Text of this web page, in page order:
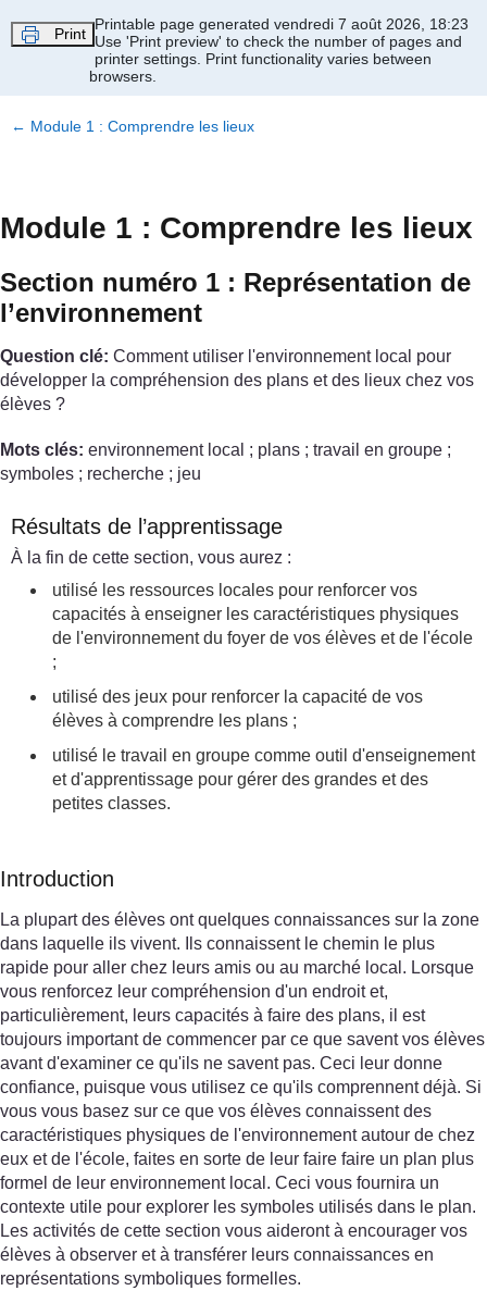
Print
Printable page generated vendredi 7 août 2026, 18:23
Use 'Print preview' to check the number of pages and
printer settings. Print functionality varies between
browsers.
← Module 1 : Comprendre les lieux
Module 1 : Comprendre les lieux
Section numéro 1 : Représentation de
l’environnement
Question clé: Comment utiliser l'environnement local pour
développer la compréhension des plans et des lieux chez vos
élèves ?
Mots clés: environnement local ; plans ; travail en groupe ;
symboles ; recherche ; jeu
Résultats de l’apprentissage
À la fin de cette section, vous aurez :
utilisé les ressources locales pour renforcer vos
capacités à enseigner les caractéristiques physiques
de l'environnement du foyer de vos élèves et de l'école
;
utilisé des jeux pour renforcer la capacité de vos
élèves à comprendre les plans ;
utilisé le travail en groupe comme outil d'enseignement
et d'apprentissage pour gérer des grandes et des
petites classes.
Introduction
La plupart des élèves ont quelques connaissances sur la zone
dans laquelle ils vivent. Ils connaissent le chemin le plus
rapide pour aller chez leurs amis ou au marché local. Lorsque
vous renforcez leur compréhension d'un endroit et,
particulièrement, leurs capacités à faire des plans, il est
toujours important de commencer par ce que savent vos élèves
avant d'examiner ce qu'ils ne savent pas. Ceci leur donne
confiance, puisque vous utilisez ce qu'ils comprennent déjà. Si
vous vous basez sur ce que vos élèves connaissent des
caractéristiques physiques de l'environnement autour de chez
eux et de l'école, faites en sorte de leur faire faire un plan plus
formel de leur environnement local. Ceci vous fournira un
contexte utile pour explorer les symboles utilisés dans le plan.
Les activités de cette section vous aideront à encourager vos
élèves à observer et à transférer leurs connaissances en
représentations symboliques formelles.